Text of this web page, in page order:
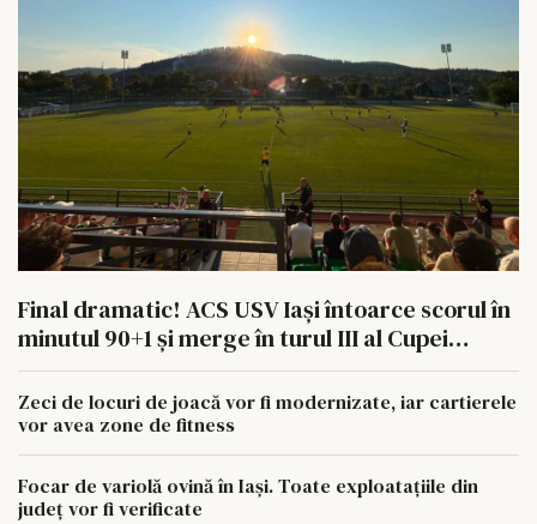
Final dramatic! ACS USV Iași întoarce scorul în
minutul 90+1 și merge în turul III al Cupei
României
Zeci de locuri de joacă vor fi modernizate, iar cartierele
vor avea zone de fitness
Focar de variolă ovină în Iași. Toate exploatațiile din
județ vor fi verificate